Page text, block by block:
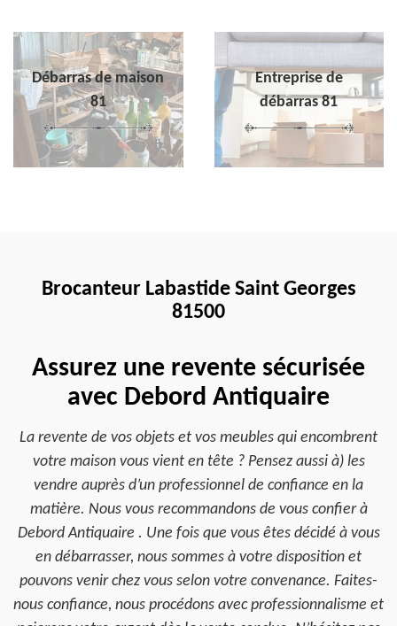
Débarras de maison
81
Entreprise de
débarras 81
Brocanteur Labastide Saint Georges
81500
Assurez une revente sécurisée
avec Debord Antiquaire
La revente de vos objets et vos meubles qui encombrent
votre maison vous vient en tête ? Pensez aussi à) les
vendre auprès d’un professionnel de confiance en la
matière. Nous vous recommandons de vous confier à
Debord Antiquaire . Une fois que vous êtes décidé à vous
en débarrasser, nous sommes à votre disposition et
pouvons venir chez vous selon votre convenance. Faites-
nous confiance, nous procédons avec professionnalisme et